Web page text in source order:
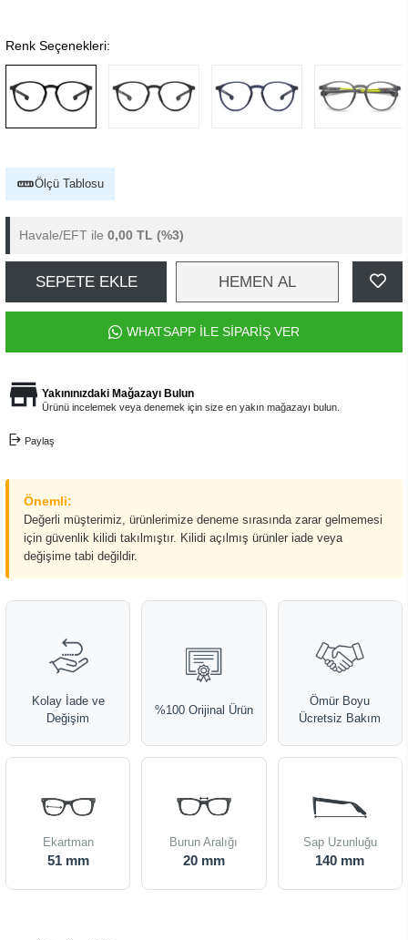
Renk Seçenekleri:
Ölçü Tablosu
Havale/EFT ile 0,00 TL (%3)
SEPETE EKLE HEMEN AL
WHATSAPP İLE SİPARİŞ VER
Yakınınızdaki Mağazayı Bulun
Ürünü incelemek veya denemek için size en yakın mağazayı bulun.
Paylaş
Önemli:
Değerli müşterimiz, ürünlerimize deneme sırasında zarar gelmemesi
için güvenlik kilidi takılmıştır. Kilidi açılmış ürünler iade veya
değişime tabi değildir.
Kolay İade ve
Değişim
%100 Orijinal Ürün
Ömür Boyu
Ücretsiz Bakım
Ekartman
51 mm
Burun Aralığı
20 mm
Sap Uzunluğu
140 mm